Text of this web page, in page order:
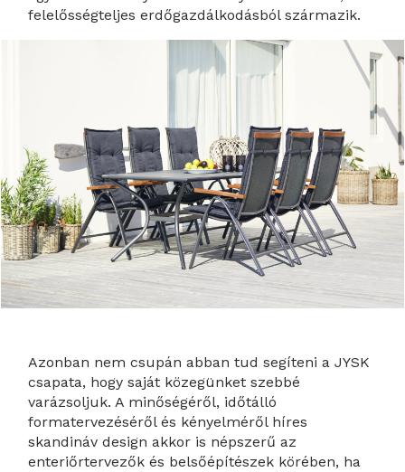
felelősségteljes erdőgazdálkodásból származik.
Azonban nem csupán abban tud segíteni a JYSK
csapata, hogy saját közegünket szebbé
varázsoljuk. A minőségéről, időtálló
formatervezéséről és kényelméről híres
skandináv design akkor is népszerű az
enteriőrtervezők és belsőépítészek körében, ha